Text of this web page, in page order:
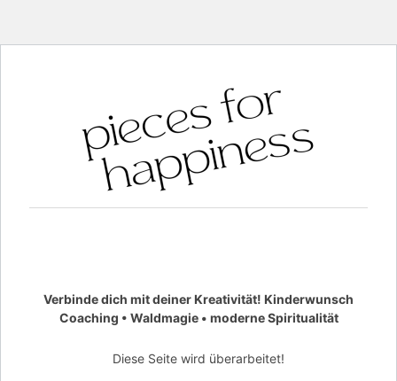
Verbinde dich mit deiner Kreativität! Kinderwunsch
Coaching • Waldmagie • moderne Spiritualität
Diese Seite wird überarbeitet!